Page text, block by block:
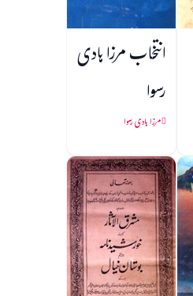
انتخاب مرزا ہادی
رسوا
مرزا ہادی رسوا